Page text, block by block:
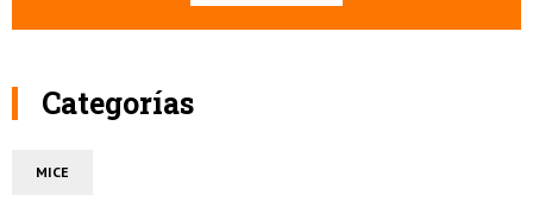
Categorías
MICE